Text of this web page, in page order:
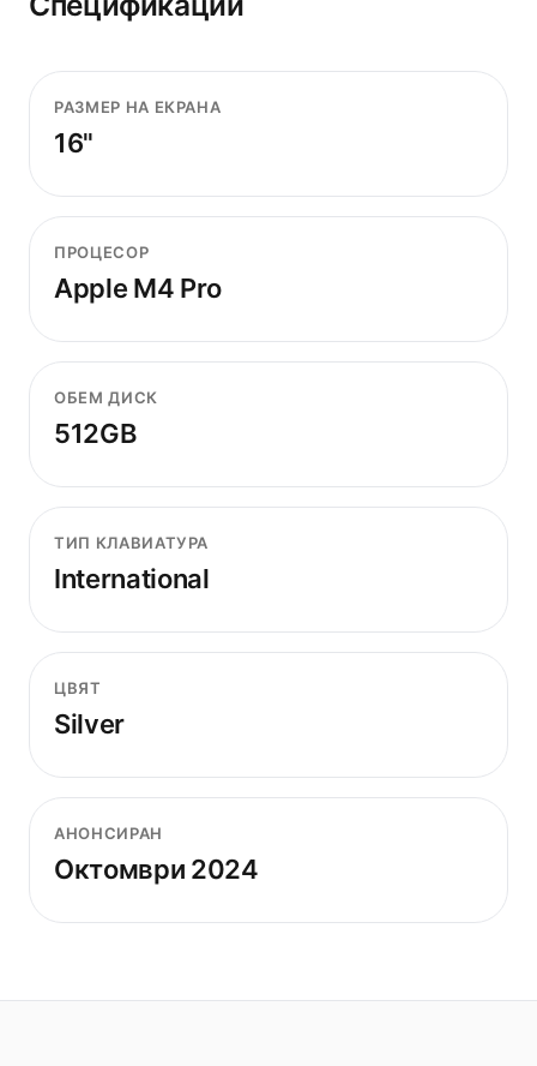
РАЗМЕР НА ЕКРАНА
16"
ПРОЦЕСОР
Apple M4 Pro
ОБЕМ ДИСК
512GB
ТИП КЛАВИАТУРА
International
ЦВЯТ
Silver
АНОНСИРАН
Октомври 2024